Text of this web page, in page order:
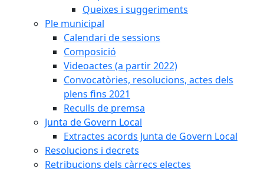
Queixes i suggeriments
Ple municipal
Calendari de sessions
Composició
Videoactes (a partir 2022)
Convocatòries, resolucions, actes dels
plens fins 2021
Reculls de premsa
Junta de Govern Local
Extractes acords Junta de Govern Local
Resolucions i decrets
Retribucions dels càrrecs electes